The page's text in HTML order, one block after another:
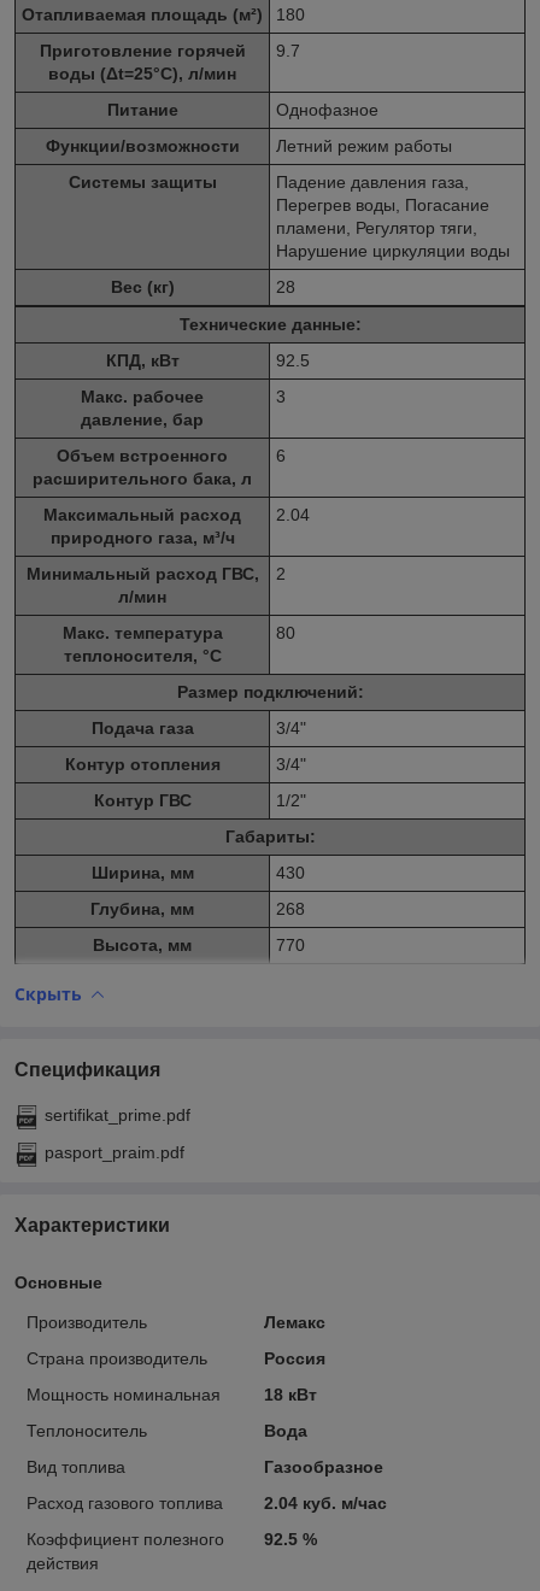
Отапливаемая площадь (м²)
180
Приготовление горячей
воды (Δt=25°C), л/мин
9.7
Питание
Однофазное
Функции/возможности
Летний режим работы
Системы защиты
Падение давления газа,
Перегрев воды, Погасание
пламени, Регулятор тяги,
Нарушение циркуляции воды
Вес (кг)
28
Технические данные:
КПД, кВт
92.5
Макс. рабочее
давление, бар
3
Объем встроенного
расширительного бака, л
6
Максимальный расход
природного газа, м³/ч
2.04
Минимальный расход ГВС,
л/мин
2
Макс. температура
теплоносителя, °C
80
Размер подключений:
Подача газа
3/4"
Контур отопления
3/4"
Контур ГВС
1/2"
Габариты:
Ширина, мм
430
Глубина, мм
268
Высота, мм
770
Скрыть
Спецификация
sertifikat_prime.pdf
pasport_praim.pdf
Характеристики
Основные
Производитель
Лемакс
Страна производитель
Россия
Мощность номинальная
18 кВт
Теплоноситель
Вода
Вид топлива
Газообразное
Расход газового топлива
2.04 куб. м/час
Коэффициент полезного
действия
92.5 %